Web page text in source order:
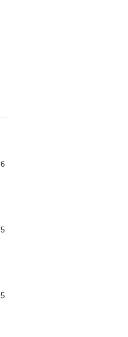
6
5
5